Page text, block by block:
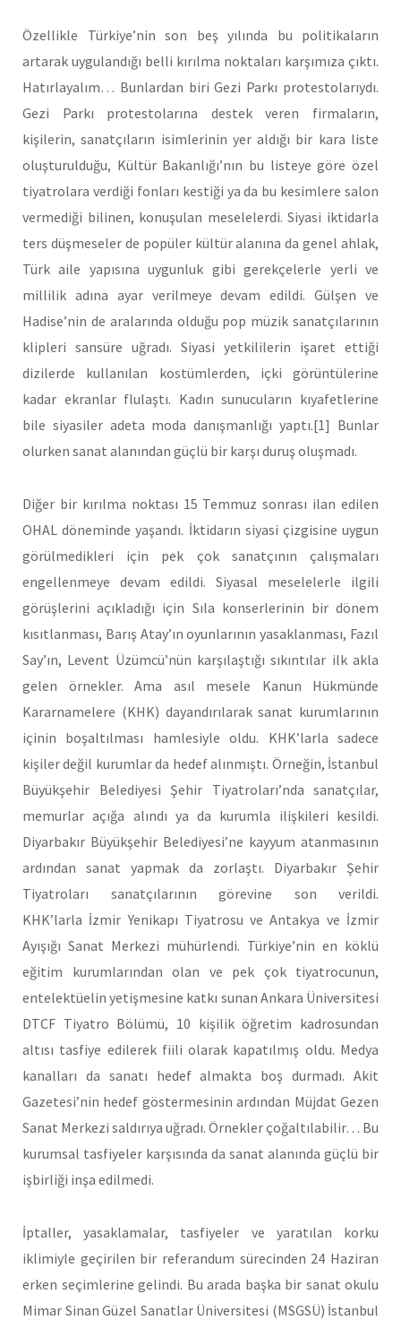
Özellikle Türkiye’nin son beş yılında bu politikaların
artarak uygulandığı belli kırılma noktaları karşımıza çıktı.
Hatırlayalım… Bunlardan biri Gezi Parkı protestolarıydı.
Gezi Parkı protestolarına destek veren firmaların,
kişilerin, sanatçıların isimlerinin yer aldığı bir kara liste
oluşturulduğu, Kültür Bakanlığı’nın bu listeye göre özel
tiyatrolara verdiği fonları kestiği ya da bu kesimlere salon
vermediği bilinen, konuşulan meselelerdi. Siyasi iktidarla
ters düşmeseler de popüler kültür alanına da genel ahlak,
Türk aile yapısına uygunluk gibi gerekçelerle yerli ve
millilik adına ayar verilmeye devam edildi. Gülşen ve
Hadise’nin de aralarında olduğu pop müzik sanatçılarının
klipleri sansüre uğradı. Siyasi yetkililerin işaret ettiği
dizilerde kullanılan kostümlerden, içki görüntülerine
kadar ekranlar flulaştı. Kadın sunucuların kıyafetlerine
bile siyasiler adeta moda danışmanlığı yaptı.[1] Bunlar
olurken sanat alanından güçlü bir karşı duruş oluşmadı.
Diğer bir kırılma noktası 15 Temmuz sonrası ilan edilen
OHAL döneminde yaşandı. İktidarın siyasi çizgisine uygun
görülmedikleri için pek çok sanatçının çalışmaları
engellenmeye devam edildi. Siyasal meselelerle ilgili
görüşlerini açıkladığı için Sıla konserlerinin bir dönem
kısıtlanması, Barış Atay’ın oyunlarının yasaklanması, Fazıl
Say’ın, Levent Üzümcü’nün karşılaştığı sıkıntılar ilk akla
gelen örnekler. Ama asıl mesele Kanun Hükmünde
Kararnamelere (KHK) dayandırılarak sanat kurumlarının
içinin boşaltılması hamlesiyle oldu. KHK’larla sadece
kişiler değil kurumlar da hedef alınmıştı. Örneğin, İstanbul
Büyükşehir Belediyesi Şehir Tiyatroları’nda sanatçılar,
memurlar açığa alındı ya da kurumla ilişkileri kesildi.
Diyarbakır Büyükşehir Belediyesi’ne kayyum atanmasının
ardından sanat yapmak da zorlaştı. Diyarbakır Şehir
Tiyatroları sanatçılarının görevine son verildi.
KHK’larla İzmir Yenikapı Tiyatrosu ve Antakya ve İzmir
Ayışığı Sanat Merkezi mühürlendi. Türkiye’nin en köklü
eğitim kurumlarından olan ve pek çok tiyatrocunun,
entelektüelin yetişmesine katkı sunan Ankara Üniversitesi
DTCF Tiyatro Bölümü, 10 kişilik öğretim kadrosundan
altısı tasfiye edilerek fiili olarak kapatılmış oldu. Medya
kanalları da sanatı hedef almakta boş durmadı. Akit
Gazetesi’nin hedef göstermesinin ardından Müjdat Gezen
Sanat Merkezi saldırıya uğradı. Örnekler çoğaltılabilir… Bu
kurumsal tasfiyeler karşısında da sanat alanında güçlü bir
işbirliği inşa edilmedi.
İptaller, yasaklamalar, tasfiyeler ve yaratılan korku
iklimiyle geçirilen bir referandum sürecinden 24 Haziran
erken seçimlerine gelindi. Bu arada başka bir sanat okulu
Mimar Sinan Güzel Sanatlar Üniversitesi (MSGSÜ) İstanbul